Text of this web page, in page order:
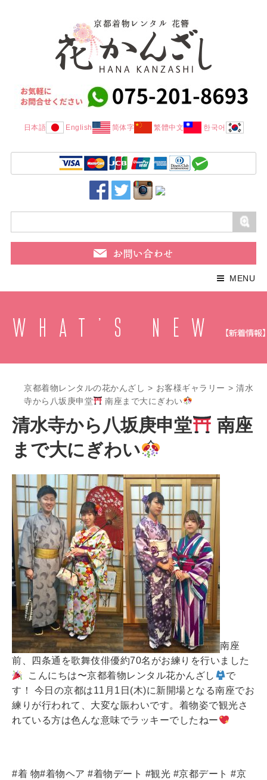
日本語 English 简体字 繁體中文 한국어
MENU
京都着物レンタルの花かんざし > お客様ギャラリー > 清水
寺から八坂庚申堂
南座まで大にぎわい
清水寺から八坂庚申堂
南座
まで大にぎわい
南座
前、四条通を歌舞伎俳優約70名がお練りを行いました
こんにちは〜京都着物レンタル花かんざし
で
す！ 今日の京都は11月1日(木)に新開場となる南座でお
練りが行われて、大変な賑わいです。着物姿で観光さ
れている方は色んな意味でラッキーでしたねー
#着 物#着物ヘア #着物デート #観光 #京都デート #京